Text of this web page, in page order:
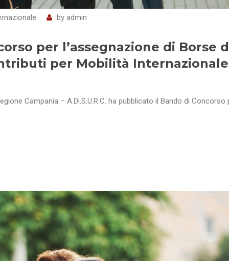
by admin
per l’assegnazione di Borse
per Mobilità Internazionale
Campania – A.Di.S.U.R.C. ha pubblicato il Bando di Concorso